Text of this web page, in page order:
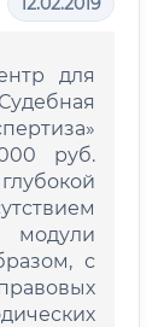
для
руб.
модули
с